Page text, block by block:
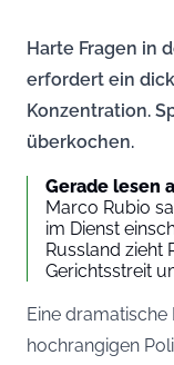
Harte Fragen in
erfordert ein
Konzentration.
überkochen.
Gerade lesen
Marco Rubio
im Dienst
Russland zieht
Gerichtsstreit
Eine
hochrangigen